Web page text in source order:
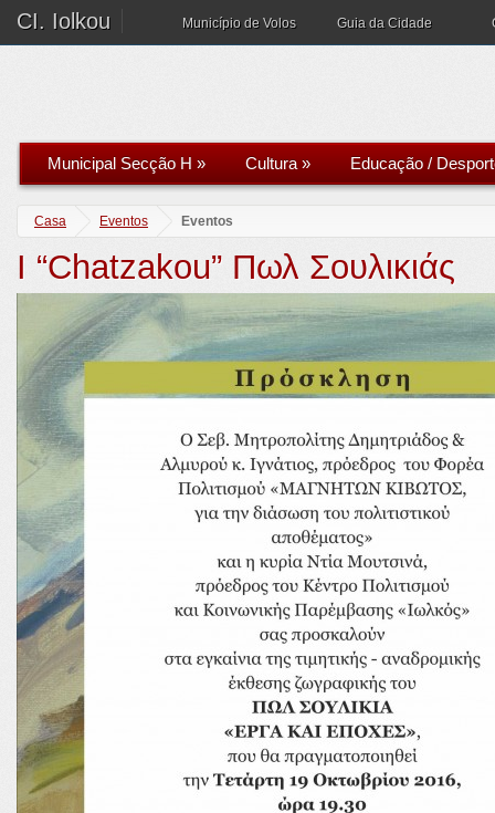
CI. Iolkou Município de Volos Guia da Cidade
Municipal Secção H » Cultura» Educação /
Casa Eventos Eventos
I “Chatzakou” Πωλ Σουλικιάς